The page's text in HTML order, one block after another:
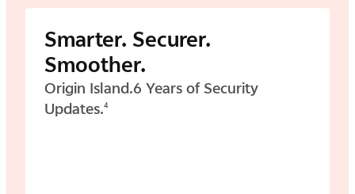
Smarter. Securer.
Smoother.
Origin Island.6 Years of Security
Updates.4